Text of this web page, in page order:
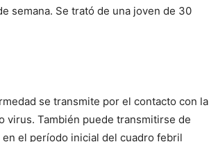
semana. Se trató de una joven de 30
se transmite por el contacto con la
virus. También puede transmitirse de
el período inicial del cuadro febril